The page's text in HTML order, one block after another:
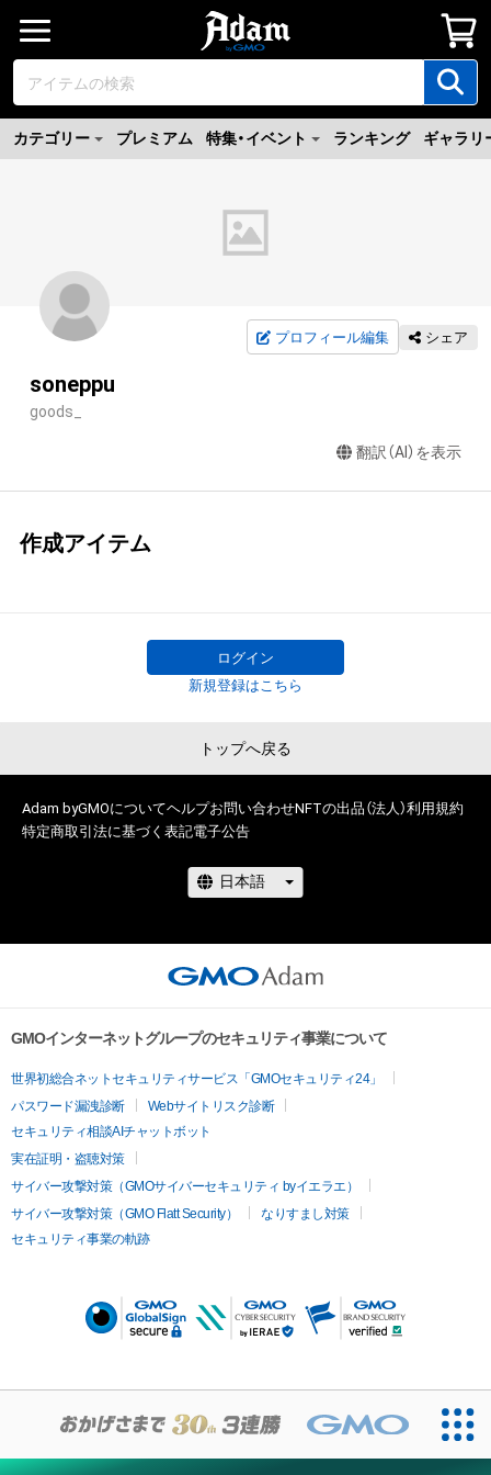
カテゴリー プレミアム 特集・イベント ランキング ギャラリ
プロフィール編集 シェア
soneppu
goods_
翻訳（AI）を表示
作成アイテム
ログイン
新規登録はこちら
トップへ戻る
Adam byGMOについてヘルプお問い合わせNFTの出品（法人）利用規約
特定商取引法に基づく表記電子公告
GMOインターネットグループのセキュリティ事業について
世界初総合ネットセキュリティサービス「GMOセキュリティ24」
パスワード漏洩診断
Webサイトリスク診断
セキュリティ相談AIチャットボット
実在証明・盗聴対策
サイバー攻撃対策（GMOサイバーセキュリティ byイエラエ）
サイバー攻撃対策（GMO Flatt Security）
なりすまし対策
セキュリティ事業の軌跡